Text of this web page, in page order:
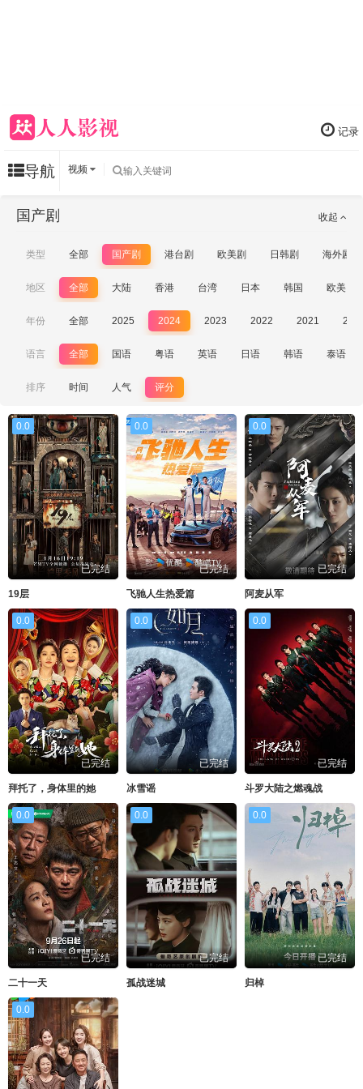
记录
导航 视频
收起
国产剧
类型 全部 国产剧 港台剧 欧美剧 日韩剧 海外剧
地区 全部 大陆 香港 台湾 日本 韩国 欧美
年份 全部 2025 2024 2023 2022 2021
语言 全部 国语 粤语 英语 日语 韩语 泰语
排序 时间 人气 评分
0.0
已完结
19层
0.0
已完结
飞驰人生热爱篇
0.0
已完结
阿麦从军
0.0
已完结
拜托了，身体里的她
0.0
已完结
冰雪谣
0.0
已完结
斗罗大陆之燃魂战
0.0
已完结
二十一天
0.0
已完结
孤战迷城
0.0
已完结
归棹
0.0